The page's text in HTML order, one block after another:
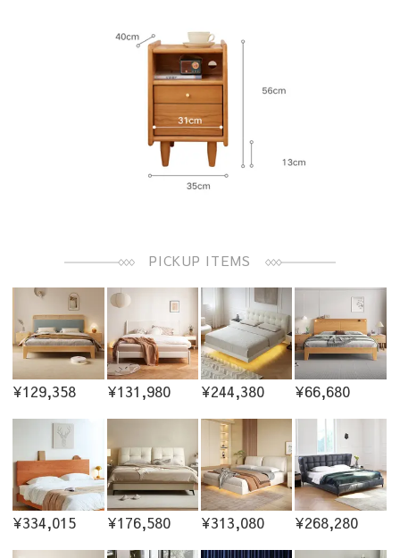
PICKUP ITEMS
¥129,358 ¥131,980 ¥244,380 ¥66,680
¥334,015 ¥176,580 ¥313,080 ¥268,280